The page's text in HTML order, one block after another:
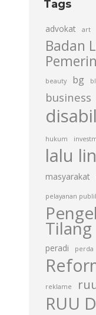
Tags
advokat art
Badan
beauty bg
business
hukum
lalu
masyarakat
pelayanan
Tilang
peradi perda
reklame
RUU